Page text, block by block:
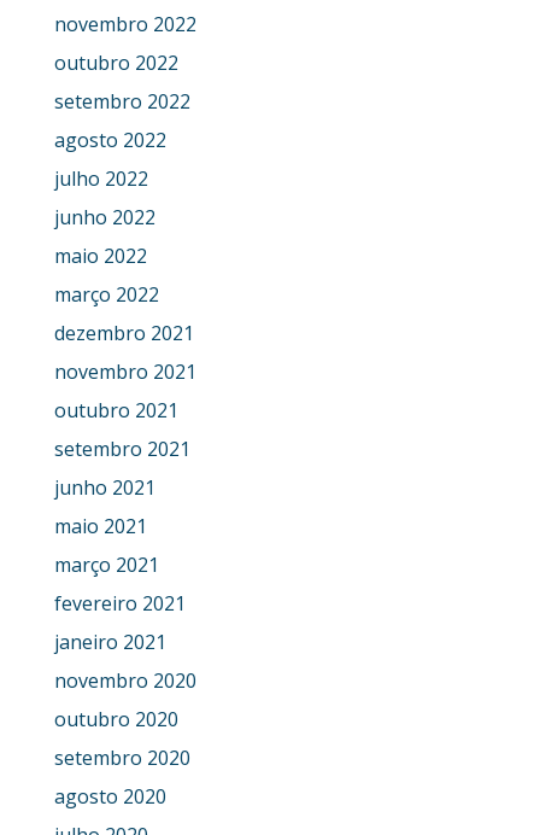
novembro 2022
outubro 2022
setembro 2022
agosto 2022
julho 2022
junho 2022
maio 2022
março 2022
dezembro 2021
novembro 2021
outubro 2021
setembro 2021
junho 2021
maio 2021
março 2021
fevereiro 2021
janeiro 2021
novembro 2020
outubro 2020
setembro 2020
agosto 2020